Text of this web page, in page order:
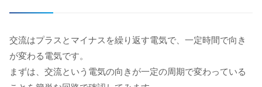
交流はプラスとマイナスを繰り返す電気で、一定時間で向き
が変わる電気です。
まずは、交流という電気の向きが一定の周期で変わっている